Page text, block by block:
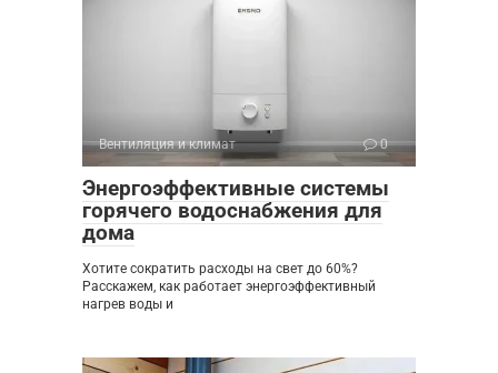
Вентиляция и климат 0
Энергоэффективные системы
горячего водоснабжения для
дома
Хотите сократить расходы на свет до 60%?
Расскажем, как работает энергоэффективный
нагрев воды и